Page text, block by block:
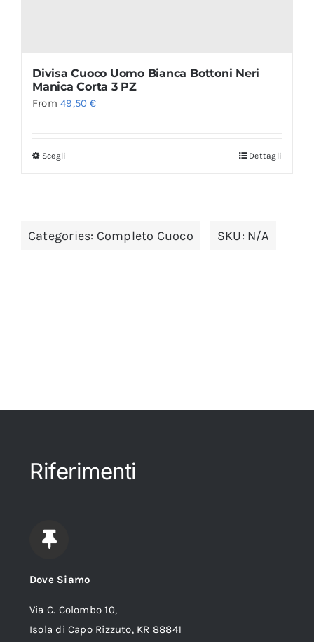
Divisa Cuoco Uomo Bianca Bottoni Neri
Manica Corta 3 PZ
From49,50€
Scegli Dettagli
Categories: Completo Cuoco SKU: N/A
Riferimenti
Dove Siamo
Via C. Colombo 10,
Isola di Capo Rizzuto, KR 88841